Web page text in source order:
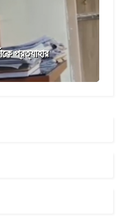
প্রত্যাহার